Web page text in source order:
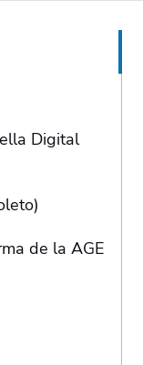
Digital
de la AGE